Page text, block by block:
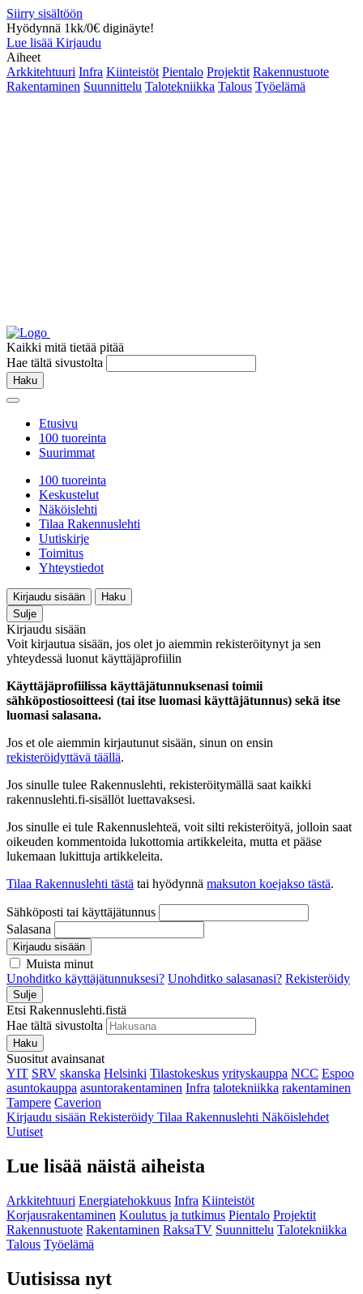
Siirry sisältöön
Hyödynnä 1kk/0€ diginäyte!
Lue lisää Kirjaudu
Aiheet
Arkkitehtuuri Infra Kiinteistöt Pientalo Projektit Rakennustuote
Rakentaminen Suunnittelu Talotekniikka Talous Työelämä
Kaikki mitä tietää pitää
Hae tältä sivustolta
Haku
Etusivu
100 tuoreinta
Suurimmat
100 tuoreinta
Keskustelut
Näköislehti
Tilaa Rakennuslehti
Uutiskirje
Toimitus
Yhteystiedot
Kirjaudu sisään
Haku
Sulje
Kirjaudu sisään
Voit kirjautua sisään, jos olet jo aiemmin rekisteröitynyt ja sen
yhteydessä luonut käyttäjäprofiilin
Käyttäjäprofiilissa käyttäjätunnuksenasi toimii
sähköpostiosoitteesi (tai itse luomasi käyttäjätunnus) sekä itse
luomasi salasana.
Jos et ole aiemmin kirjautunut sisään, sinun on ensin
rekisteröidyttävä täällä.
Jos sinulle tulee Rakennuslehti, rekisteröitymällä saat kaikki
rakennuslehti.fi-sisällöt luettavaksesi.
Jos sinulle ei tule Rakennuslehteä, voit silti rekisteröityä, jolloin saat
oikeuden kommentoida lukottomia artikkeleita, mutta et pääse
lukemaan lukittuja artikkeleita.
Tilaa Rakennuslehti tästä tai hyödynnä maksuton koejakso tästä.
Sähköposti tai käyttäjätunnus
Salasana
Kirjaudu sisään
Muista minut
Unohditko käyttäjätunnuksesi? Unohditko salasanasi? Rekisteröidy
Sulje
Etsi Rakennuslehti.fistä
Hae tältä sivustolta
Haku
Suositut avainsanat
YIT SRV skanska Helsinki Tilastokeskus yrityskauppa NCC Espoo
asuntokauppa asuntorakentaminen Infra talotekniikka rakentaminen
Tampere Caverion
Kirjaudu sisään Rekisteröidy Tilaa Rakennuslehti Näköislehdet
Uutiset
Lue lisää näistä aiheista
Arkkitehtuuri Energiatehokkuus Infra Kiinteistöt
Korjausrakentaminen Koulutus ja tutkimus Pientalo Projektit
Rakennustuote Rakentaminen RaksaTV Suunnittelu Talotekniikka
Talous Työelämä
Uutisissa nyt